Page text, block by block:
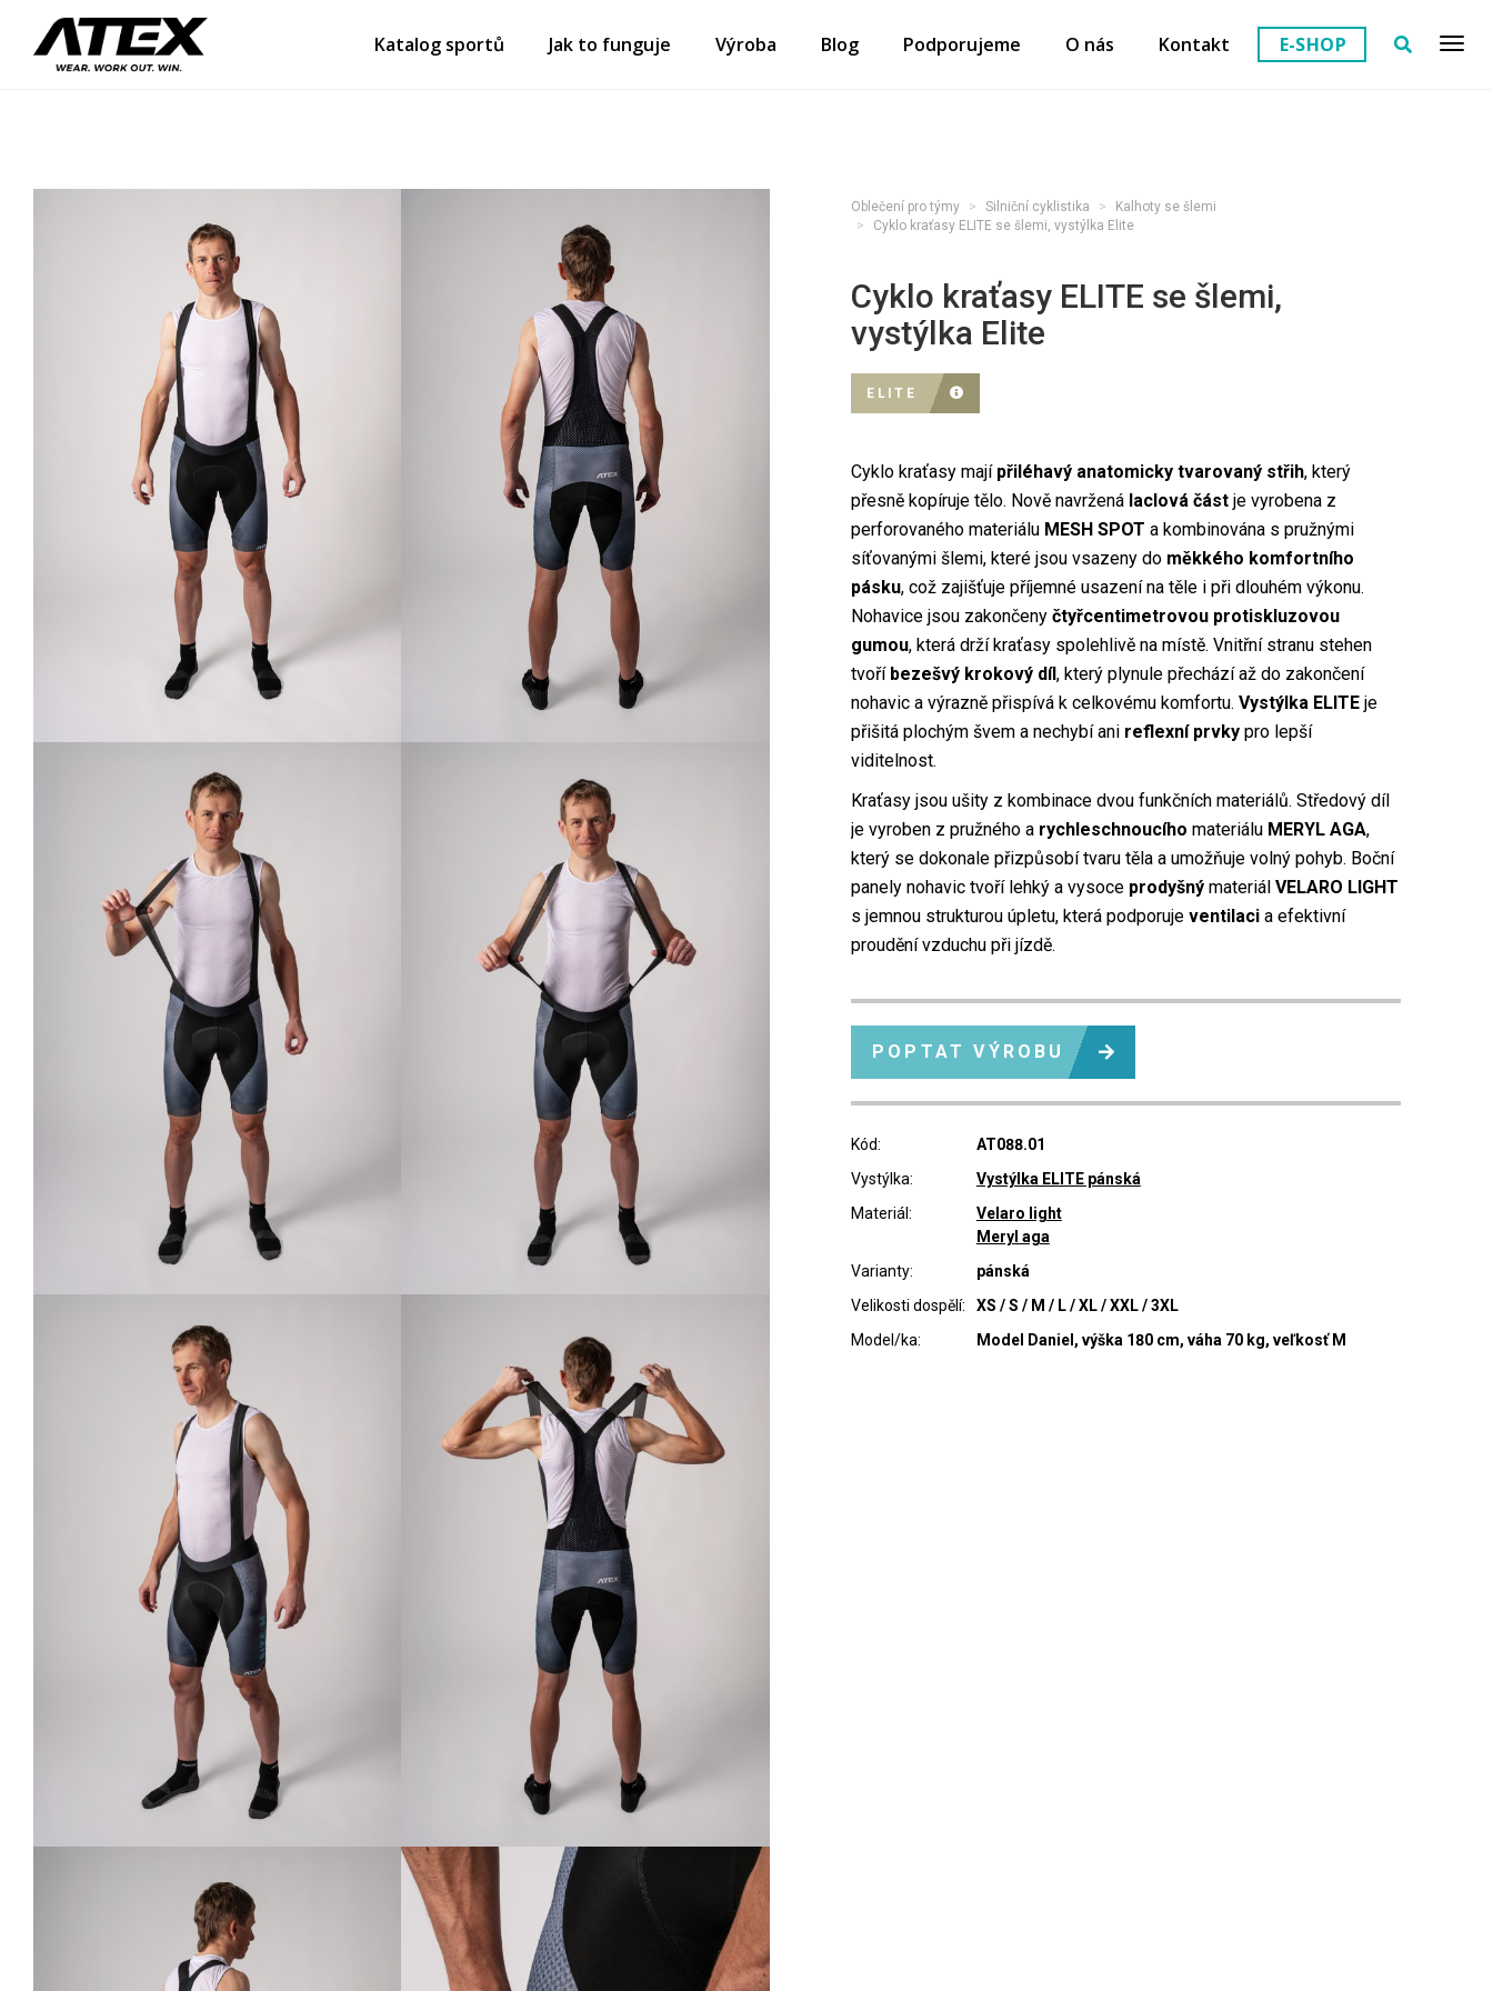
Katalog sportů Jak to funguje Výroba Blog Podporujeme O nás Kontakt E-SHOP
Oblečení pro týmy Silniční cyklistika
Kalhoty se šlemi
Cyklo kraťasy ELITE se šlemi, vystýlka Elite
Cyklo kraťasy ELITE se šlemi,
vystýlka Elite
ELITE
Cyklo kraťasy majípřiléhavý anatomicky tvarovaný střih, který
přesně kopíruje tělo. Nově navržená laclová částje vyrobena z
perforovaného materiálu MESH SPOT a kombinována s pružnými
síťovanými šlemi, které jsou vsazeny do měkkého komfortního
pásku, což zajišťuje příjemné usazení na těle i při dlouhém výkonu.
Nohavice jsou zakončeny čtyřcentimetrovou protiskluzovou
gumou, která drží kraťasy spolehlivě na místě. Vnitřní stranu stehen
tvoříbezešvý krokový díl, který plynule přechází až do zakončení
nohavic a výrazně přispívá k celkovému komfortu. Vystýlka ELITEje
přišitá plochým švem a nechybí ani reflexní prvky pro lepší
viditelnost.
Kraťasy jsou ušity z kombinace dvou funkčních materiálů. Středový díl
je vyroben z pružného a rychleschnoucího materiálu MERYL AGA,
který se dokonale přizpůsobí tvaru těla a umožňuje volný pohyb. Boční
panely nohavic tvoří lehký a vysoce prodyšnýmateriál VELARO LIGHT
s jemnou strukturou úpletu, která podporuje ventilaci a efektivní
proudění vzduchu při jízdě.
POPTAT VÝROBU
Kód:
AT088.01
Vystýlka:
Vystýlka ELITE pánská
Materiál:
Velaro light
Meryl aga
Varianty:
pánská
Velikosti dospělí:
XS / S / M / L / XL / XXL / 3XL
Model/ka:
Model Daniel, výška 180 cm, váha 70 kg, veľkosť M